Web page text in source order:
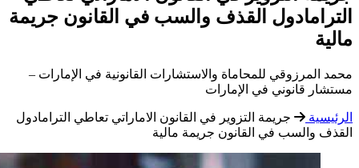
الترامادول القذف والسب في القانون جريمة
مالية
محمد المرزوقي للمحاماة والاستشارات القانونية في الإمارات –
مستشار قانوني في الإمارات
الرئيسية
جريمة التزوير في القانون الاماراتي تعاطي الترامادول
القذف والسب في القانون جريمة مالية